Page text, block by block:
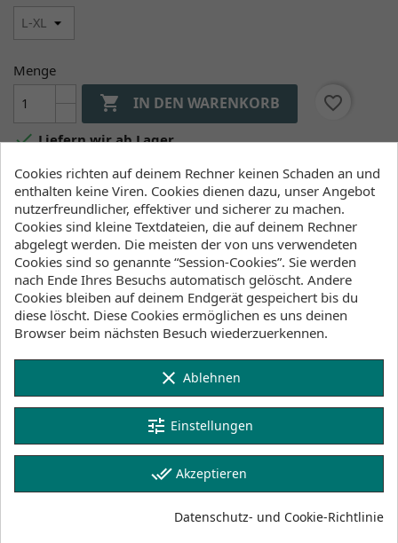
Menge
 IN DEN WARENKORB
favorite_border
Liefern wir ab Lager
Verfügbarkeit (Lager, Lieferzeiten)
Lager Wind&Snow
an Lager:
2-4 Werktage
Klicke hier um die Lagerbestände anzuzeigen
Artikeldetails Lagerbestand
Artikel-Nr.
Auf Lager1
Cookies richten auf deinem Rechner keinen Schaden an und
enthalten keine Viren. Cookies dienen dazu, unser Angebot
nutzerfreundlicher, effektiver und sicherer zu machen.
Cookies sind kleine Textdateien, die auf deinem Rechner
abgelegt werden. Die meisten der von uns verwendeten
Cookies sind so genannte “Session-Cookies”. Sie werden
nach Ende Ihres Besuchs automatisch gelöscht. Andere
Cookies bleiben auf deinem Endgerät gespeichert bis du
diese löscht. Diese Cookies ermöglichen es uns deinen
Browser beim nächsten Besuch wiederzuerkennen.
clear Ablehnen
tune Einstellungen
done_all Akzeptieren
Datenschutz- und Cookie-Richtlinie